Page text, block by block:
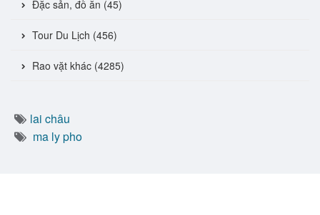
Đặc sản, đồ ăn (45)
Tour Du Lịch (456)
Rao vặt khác (4285)
lai châu
ma ly pho